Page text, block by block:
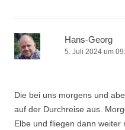
Hans-Georg
5. Juli 2024 um
Die bei uns morgens und
auf der Durchreise aus.
Elbe und fliegen dann